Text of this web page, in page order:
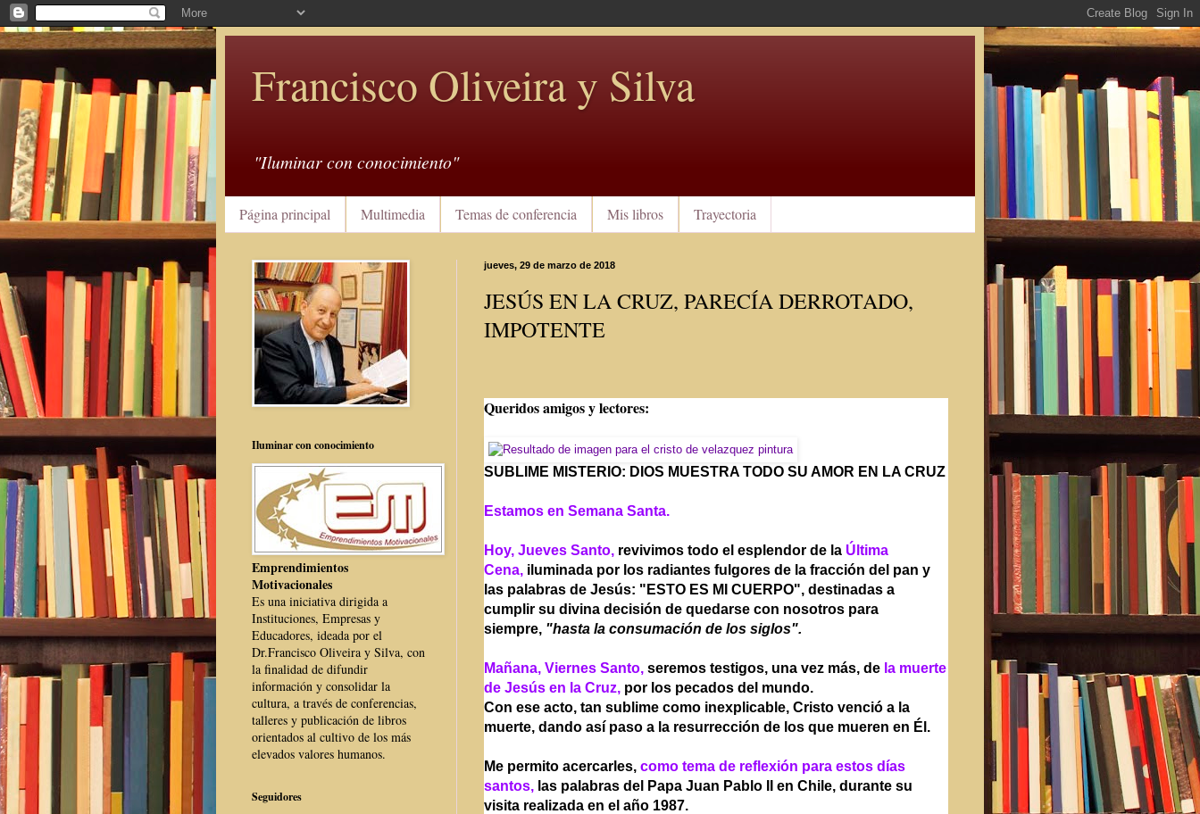
Francisco Oliveira y Silva
"Iluminar con conocimiento"
Página principal Multimedia Temas de conferencia Mis libros Trayectoria
jueves, 29 de marzo de 2018
JESÚS EN LA CRUZ, PARECÍA DERROTADO,
IMPOTENTE
Queridos amigos y lectores:
SUBLIME MISTERIO: DIOS MUESTRA TODO SU AMOR EN LA CRUZ
Estamos en Semana Santa.
Hoy, Jueves Santo, revivimos todo el esplendor de la Última
Cena, iluminada por los radiantes fulgores de la fracción del pan y
las palabras de Jesús: "ESTO ES MI CUERPO", destinadas a
cumplir su divina decisión de quedarse con nosotros para
siempre, "hasta la consumación de los siglos".
Mañana, Viernes Santo, seremos testigos, una vez más, de la muerte
de Jesús en la Cruz, por los pecados del mundo.
Con ese acto, tan sublime como inexplicable, Cristo venció a la
muerte, dando así paso a la resurrección de los que mueren en Él.
Me permito acercarles, como tema de reflexión para estos días
santos, las palabras del Papa Juan Pablo II en Chile, durante su
visita realizada en el año 1987.
Iluminar con conocimiento
Emprendimientos
Motivacionales
Es una iniciativa dirigida a
Instituciones, Empresas y
Educadores, ideada por el
Dr.Francisco Oliveira y Silva, con
la finalidad de difundir
información y consolidar la
cultura, a través de conferencias,
talleres y publicación de libros
orientados al cultivo de los más
elevados valores humanos.
Seguidores